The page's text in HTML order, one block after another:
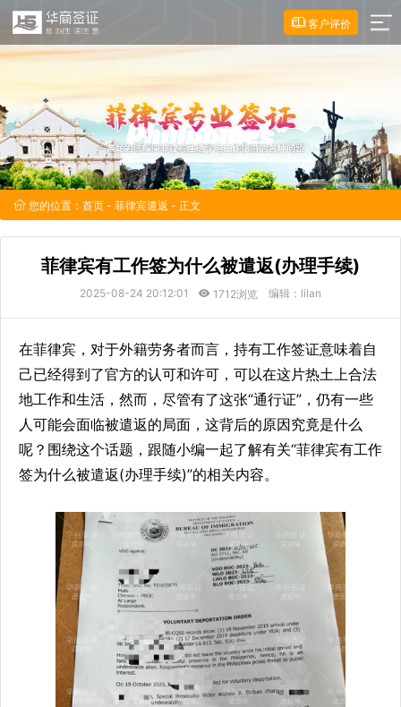
客户评价
您的位置： 首页 - 菲律宾遣返 - 正文
菲律宾有工作签为什么被遣返(办理手续)
2025-08-24 20:12:01 1712浏览 编辑：lilan
在菲律宾，对于外籍劳务者而言，持有工作签证意味着自
己已经得到了官方的认可和许可，可以在这片热土上合法
地工作和生活，然而，尽管有了这张“通行证”，仍有一些
人可能会面临被遣返的局面，这背后的原因究竟是什么
呢？围绕这个话题，跟随小编一起了解有关“菲律宾有工作
签为什么被遣返(办理手续)”的相关内容。